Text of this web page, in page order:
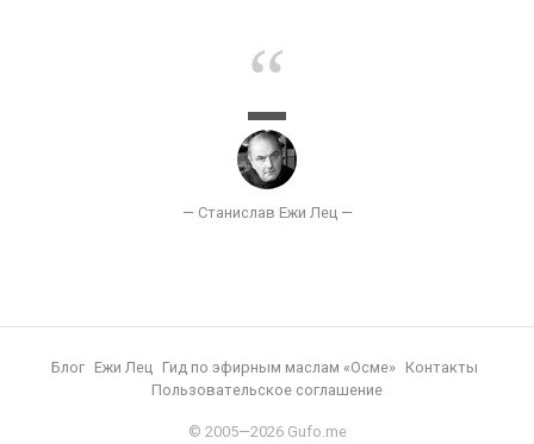
Блог Ежи Лец Гид по эфирным маслам «Осме»
Контакты
Пользовательское соглашение
© 2005—2026 Gufo.me